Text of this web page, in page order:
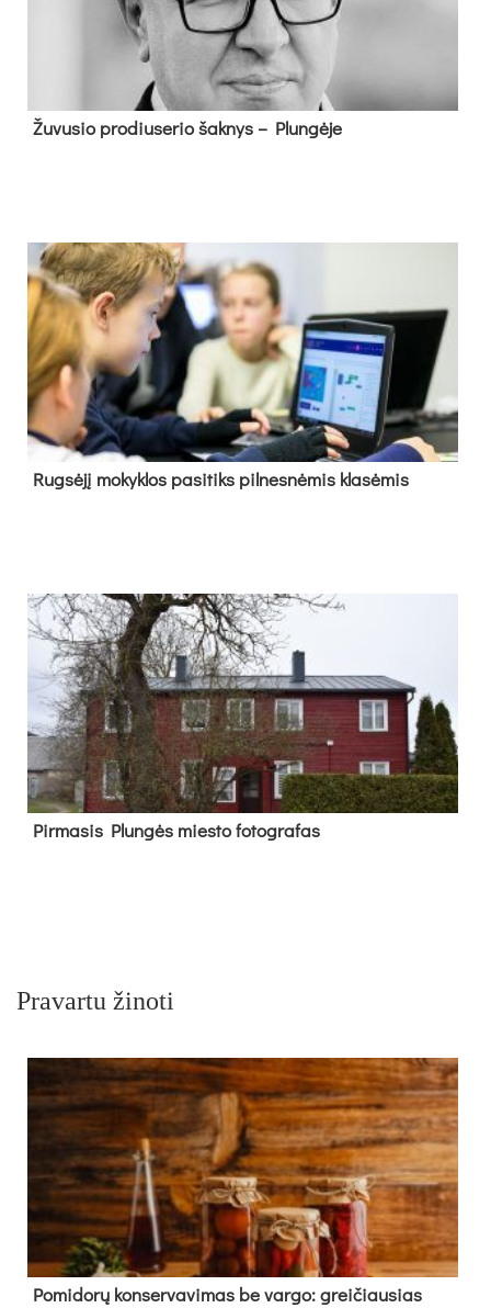
Žu­vu­sio pro­diu­se­rio šak­nys – Plun­gė­je
Rug­sė­jį mo­kyk­los pa­si­tiks pil­nes­nė­mis kla­sė­mis
Pir­ma­sis Plun­gės mies­to fo­tog­ra­fas
Pravartu žinoti
Pomidorų konservavimas be vargo: greičiausias